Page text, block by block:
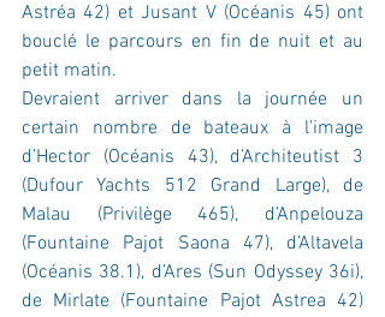
Astréa 42) et Jusant V (Océanis 45) ont
bouclé le parcours en fin de nuit et au
petit matin.
Devraient arriver dans la journée un
certain nombre de bateaux à l’image
d’Hector (Océanis 43), d’Architeutist 3
(Dufour Yachts 512 Grand Large), de
Malau (Privilège 465), d’Anpelouza
(Fountaine Pajot Saona 47), d’Altavela
(Océanis 38.1), d’Ares (Sun Odyssey 36i),
de Mirlate (Fountaine Pajot Astrea 42)